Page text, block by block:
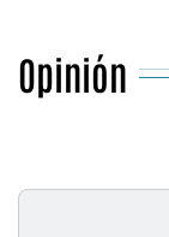
Opinión